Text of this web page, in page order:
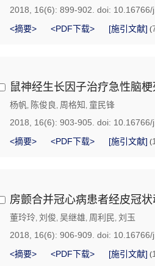
2018, 16(6): 899-902. doi: 10.16766/
<摘要>
<PDF下载> [施引文献] (
鼠神经生长因子治疗急性脑
杨帆 , 陈俊良, 周格知 , 童民锋
2018, 16(6): 903-905. doi: 10.16766/
<摘要>
<PDF下载> [施引文献] (
房颤合并冠心病患者经皮冠
董玲玲, 刘俊, 吴继雄, 周利民, 刘玉
2018, 16(6): 906-909. doi: 10.16766/
<摘要>
<PDF下载> [施引文献] (